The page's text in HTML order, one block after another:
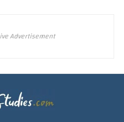
Advertisement